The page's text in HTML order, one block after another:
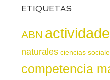
ETIQUETAS
ABN
naturales ciencias
competencia